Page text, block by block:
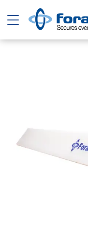
Basculer la